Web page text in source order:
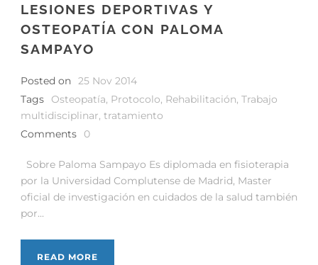
LESIONES DEPORTIVAS Y
OSTEOPATÍA CON PALOMA
SAMPAYO
Posted on 25 Nov 2014
Tags
Osteopatía, Protocolo, Rehabilitación, Trabajo
multidisciplinar, tratamiento
Comments
0
Sobre Paloma Sampayo Es diplomada en fisioterapia
por la Universidad Complutense de Madrid, Master
oficial de investigación en cuidados de la salud también
por...
READ MORE